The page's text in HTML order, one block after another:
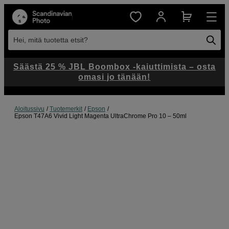
Hei, mitä tuotetta etsit?
Aloitussivu Tuotemerkit
Epson
Epson T47A6 Vivid Light Magenta UltraChrome Pro 10 – 50ml
Säästä 25 % JBL Boombox -kaiuttimista – osta
omasi jo tänään!